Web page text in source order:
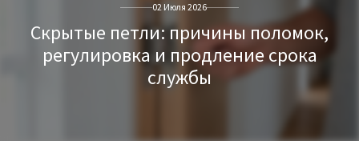
02 Июля 2026
Скрытые петли: причины поломок,
регулировка и продление срока
службы